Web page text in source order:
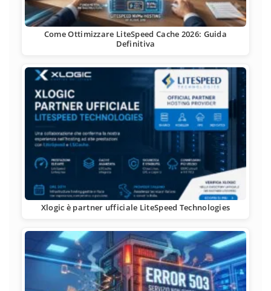
Come Ottimizzare LiteSpeed Cache 2026: Guida
Definitiva
Xlogic è partner ufficiale LiteSpeed Technologies